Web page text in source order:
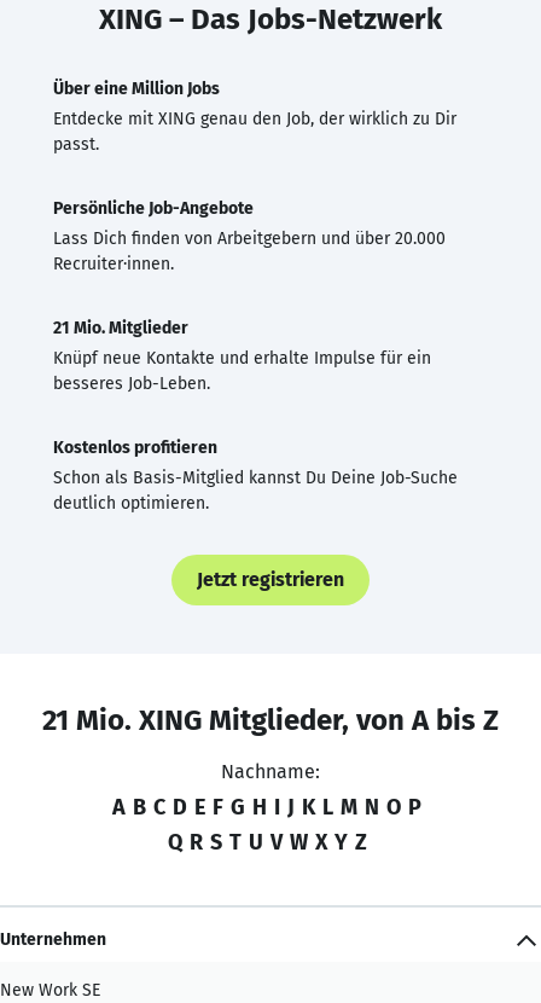
XING – Das Jobs-Netzwerk
Über eine Million Jobs
Entdecke mit XING genau den Job, der wirklich zu Dir
passt.
Persönliche Job-Angebote
Lass Dich finden von Arbeitgebern und über 20.000
Recruiter·innen.
21 Mio. Mitglieder
Knüpf neue Kontakte und erhalte Impulse für ein
besseres Job-Leben.
Kostenlos profitieren
Schon als Basis-Mitglied kannst Du Deine Job-Suche
deutlich optimieren.
Jetzt registrieren
21 Mio. XING Mitglieder, von A bis Z
Nachname:
A B C D E F G H I J K L M N O P
Q R S T U V W X Y Z
Unternehmen
New Work SE